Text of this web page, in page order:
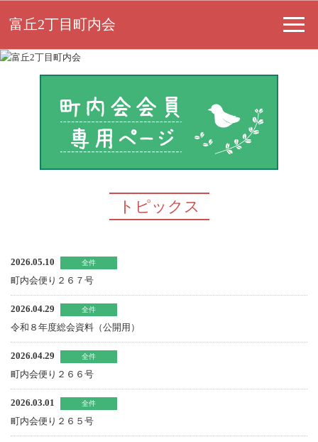
富丘2丁目町内会
トピックス
2026.05.10 全件
町内会便り２６７号
2026.04.29 全件
令和８年度総会資料（公開用）
2026.04.29 全件
町内会便り２６６号
2026.03.01 全件
町内会便り２６５号